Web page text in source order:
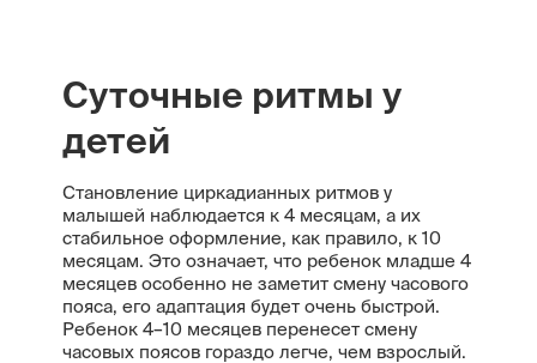
Суточные ритмы у
детей
Становление циркадианных ритмов у
малышей наблюдается к 4 месяцам, а их
стабильное оформление, как правило, к 10
месяцам. Это означает, что ребенок младше 4
месяцев особенно не заметит смену часового
пояса, его адаптация будет очень быстрой.
Ребенок 4–10 месяцев перенесет смену
часовых поясов гораздо легче, чем взрослый.